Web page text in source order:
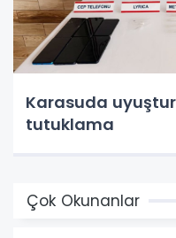
Karasuda
tutuklama
Çok Okunanlar